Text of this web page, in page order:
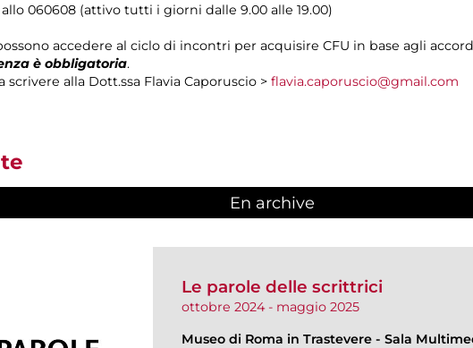
060608 (attivo tutti i giorni dalle 9.00 alle 19.00)
accedere al ciclo di incontri per acquisire CFU in base agli
è obbligatoria.
alla Dott.ssa Flavia Caporuscio > flavia.caporuscio@gmail.com
En archive
Le parole delle scrittrici
ottobre 2024 - maggio 2025
Museo di Roma in Trastevere - Sala